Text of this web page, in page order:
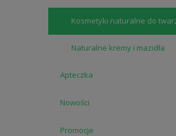
Kosmetyki naturalne do
Naturalne kremy i mazidła
Apteczka
Nowości
Promocje